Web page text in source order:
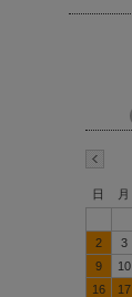
日 月
2
3
9
10
16
17